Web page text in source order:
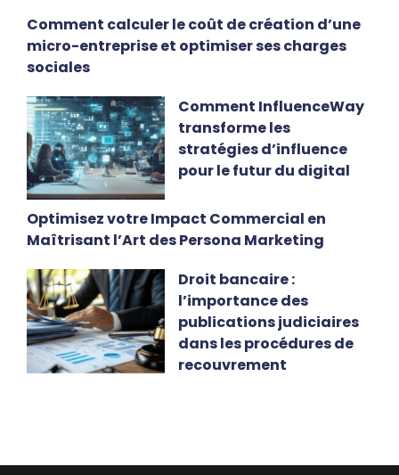
Comment calculer le coût de création d’une
micro-entreprise et optimiser ses charges
sociales
Comment InfluenceWay
transforme les
stratégies d’influence
pour le futur du digital
Optimisez votre Impact Commercial en
Maîtrisant l’Art des Persona Marketing
Droit bancaire :
l’importance des
publications judiciaires
dans les procédures de
recouvrement